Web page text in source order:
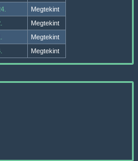
Megtekint
Megtekint
Megtekint
Megtekint